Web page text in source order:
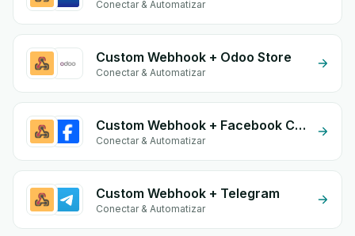
Conectar & Automatizar
Custom Webhook + Odoo Store
Conectar & Automatizar
Custom Webhook + Facebook Comments
Conectar & Automatizar
Custom Webhook + Telegram
Conectar & Automatizar